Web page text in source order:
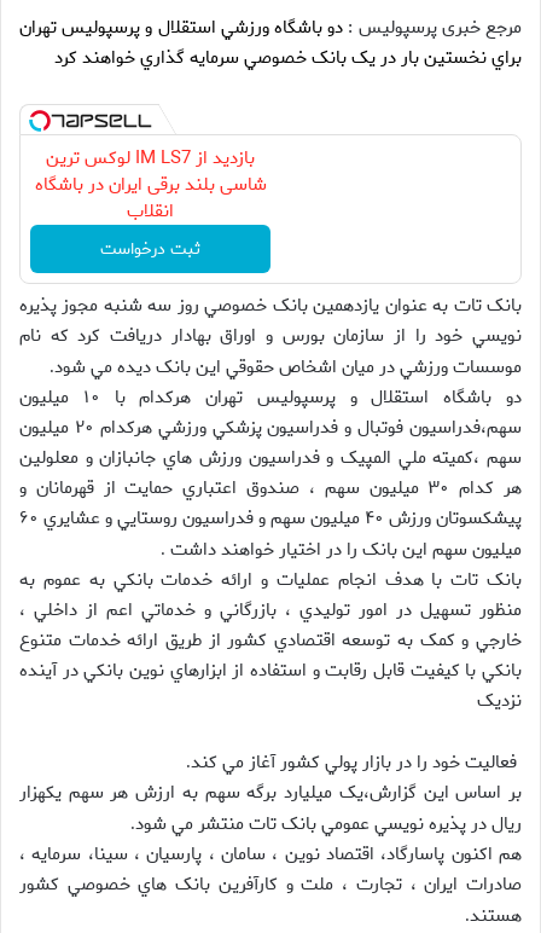
مرجع خبری پرسپولیس : دو باشگاه ورزشي استقلال و پرسپوليس تهران
براي نخستين بار در يک بانک خصوصي سرمايه گذاري خواهند کرد
بازدید از IM LS7 لوکس ترین
شاسی بلند برقی ایران در باشگاه
انقلاب
ثبت درخواست
بانک تات به عنوان يازدهمين بانک خصوصي روز سه شنبه مجوز پذيره
نويسي خود را از سازمان بورس و اوراق بهادار دريافت کرد که نام
موسسات ورزشي در ميان اشخاص حقوقي اين بانک ديده مي شود.
دو باشگاه استقلال و پرسپوليس تهران هرکدام با ۱۰ ميليون
سهم،فدراسيون فوتبال و فدراسيون پزشکي ورزشي هرکدام ۲۰ ميليون
سهم ،کميته ملي المپيک و فدراسيون ورزش هاي جانبازان و معلولين
هر کدام ۳۰ ميليون سهم ، صندوق اعتباري حمايت از قهرمانان و
پيشکسوتان ورزش ۴۰ ميليون سهم و فدراسيون روستايي و عشايري ۶۰
ميليون سهم اين بانک را در اختيار خواهند داشت .
بانک تات با هدف انجام عمليات و ارائه خدمات بانکي به عموم به
منظور تسهيل در امور توليدي ، بازرگاني و خدماتي اعم از داخلي ،
خارجي و کمک به توسعه اقتصادي کشور از طريق ارائه خدمات متنوع
بانکي با کيفيت قابل رقابت و استفاده از ابزارهاي نوين بانکي در آينده
نزديک
فعاليت خود را در بازار پولي کشور آغاز مي کند.
بر اساس اين گزارش،يک ميليارد برگه سهم به ارزش هر سهم يکهزار
ريال در پذيره نويسي عمومي بانک تات منتشر مي شود.
هم اکنون پاسارگاد، اقتصاد نوين ، سامان ، پارسيان ، سينا، سرمايه ،
صادرات ايران ، تجارت ، ملت و کارآفرين بانک هاي خصوصي کشور
هستند.